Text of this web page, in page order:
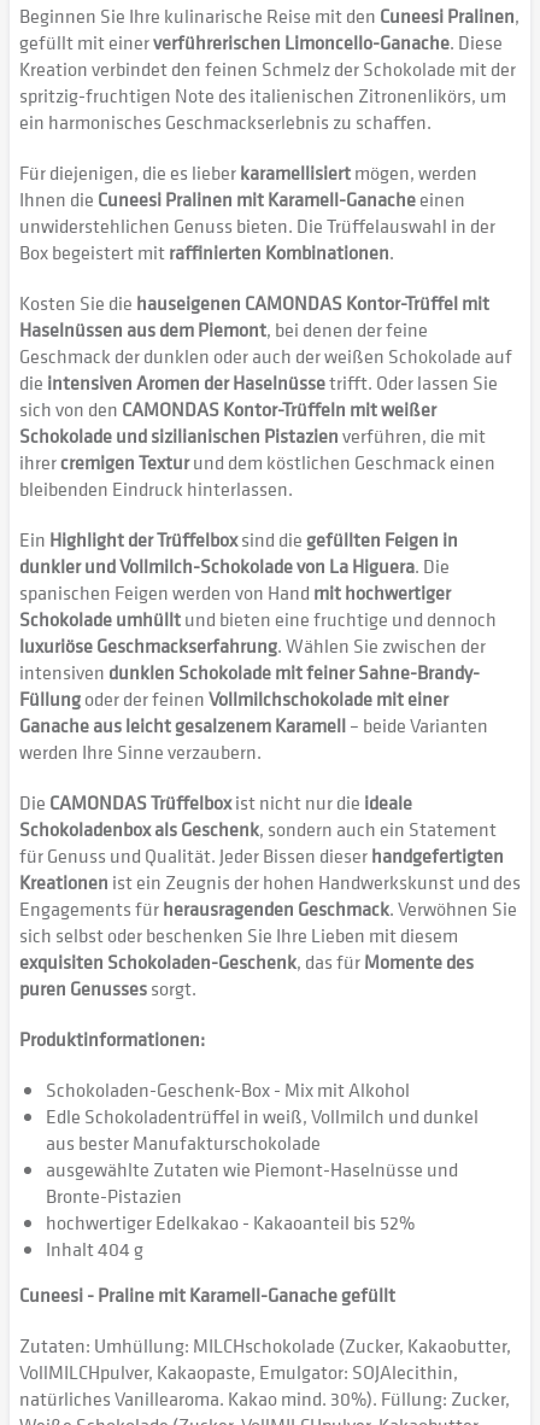
Beginnen Sie Ihre kulinarische Reise mit den Cuneesi Pralinen,
gefüllt mit einerverführerischen Limoncello-Ganache. Diese
Kreation verbindet den feinen Schmelz der Schokolade mit der
spritzig-fruchtigen Note des italienischen Zitronenlikörs, um
ein harmonisches Geschmackserlebnis zu schaffen.
Für diejenigen, die es lieberkaramellisiertmögen, werden
Ihnen die Cuneesi Pralinen mit Karamell-Ganacheeinen
unwiderstehlichen Genuss bieten. Die Trüffelauswahl in der
Box begeistert mitraffinierten Kombinationen.
Kosten Sie die hauseigenen CAMONDAS Kontor-Trüffel mit
Haselnüssen aus dem Piemont, bei denen der feine
Geschmack der dunklen oder auch der weißen Schokolade auf
die intensiven Aromen der Haselnüssetrifft. Oder lassen Sie
sich von den CAMONDAS Kontor-Trüffeln mit weißer
Schokolade und sizilianischen Pistazienverführen, die mit
ihrercremigen Texturund dem köstlichen Geschmack einen
bleibenden Eindruck hinterlassen.
Ein Highlight der Trüffelboxsind diegefüllten Feigen in
dunkler und Vollmilch-Schokolade von La Higuera. Die
spanischen Feigen werden von Hand mit hochwertiger
Schokolade umhülltund bieten eine fruchtige und dennoch
luxuriöse Geschmackserfahrung. Wählen Sie zwischen der
intensiven dunklen Schokolade mit feiner Sahne-Brandy-
Füllungoder der feinenVollmilchschokolade mit einer
Ganache aus leicht gesalzenem Karamell– beide Varianten
werden Ihre Sinne verzaubern.
Die CAMONDAS Trüffelboxist nicht nur die ideale
Schokoladenbox als Geschenk, sondern auch ein Statement
für Genuss und Qualität. Jeder Bissen dieserhandgefertigten
Kreationen ist ein Zeugnis der hohen Handwerkskunst und des
Engagements fürherausragenden Geschmack. Verwöhnen Sie
sich selbst oder beschenken Sie Ihre Lieben mit diesem
exquisiten Schokoladen-Geschenk, das fürMomente des
puren Genussessorgt.
Produktinformationen:
Schokoladen-Geschenk-Box - Mix mit Alkohol
Edle Schokoladentrüffel in weiß, Vollmilch und dunkel
aus bester Manufakturschokolade
ausgewählte Zutaten wie Piemont-Haselnüsse und
Bronte-Pistazien
hochwertiger Edelkakao - Kakaoanteil bis 52%
Inhalt 404 g
Cuneesi - Praline mit Karamell-Ganache gefüllt
Zutaten: Umhüllung: MILCHschokolade (Zucker, Kakaobutter,
VollMILCHpulver, Kakaopaste, Emulgator: SOJAlecithin,
natürliches Vanillearoma. Kakao mind. 30%). Füllung: Zucker,